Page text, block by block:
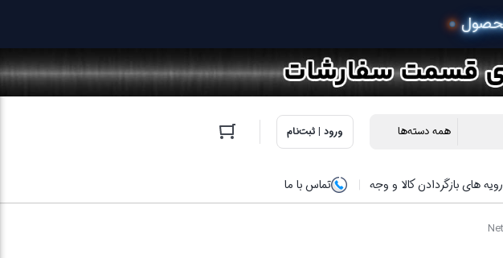
ورود | ثبت‌نام
رویه های بازگردادن کالا و وجه تماس با ما